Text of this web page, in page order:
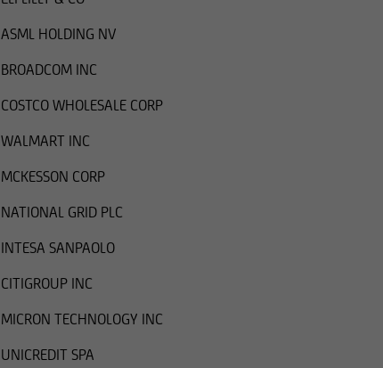
ASML HOLDING NV
BROADCOM INC
COSTCO WHOLESALE CORP
WALMART INC
MCKESSON CORP
NATIONAL GRID PLC
INTESA SANPAOLO
CITIGROUP INC
MICRON TECHNOLOGY INC
UNICREDIT SPA